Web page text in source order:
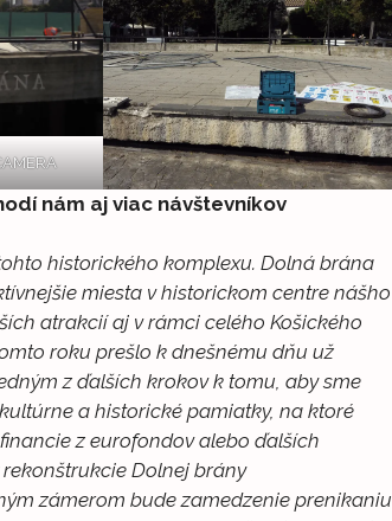
nám aj viac návštevníkov
historického komplexu. Dolná brána
miesta v historickom centre nášho
atrakcií aj v rámci celého Košického
roku prešlo k dnešnému dňu už
z ďalších krokov k tomu, aby sme
a historické pamiatky, na ktoré
z eurofondov alebo ďalších
Dolnej brány
zámerom bude zamedzenie prenikaniu